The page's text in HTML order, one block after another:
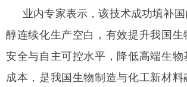
业内专家表示，该技术成功填补
醇连续化生产空白，有效提升我国生
安全与自主可控水平，降低高端生物
成本，是我国生物制造与化工新材